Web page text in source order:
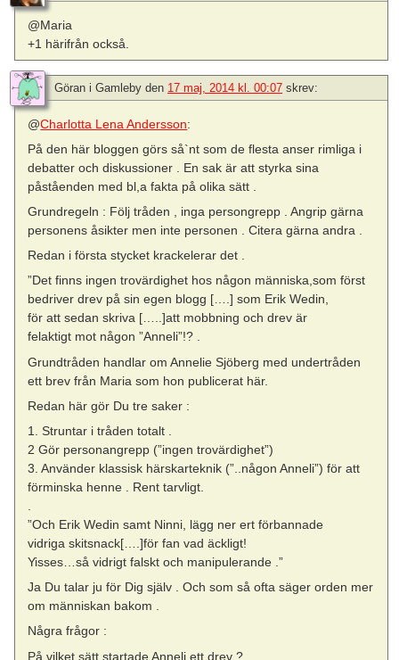
@Maria
+1 härifrån också.
Göran i Gamleby den 17 maj, 2014 kl. 00:07 skrev:
@Charlotta Lena Andersson:
På den här bloggen görs så`nt som de flesta anser rimliga i
debatter och diskussioner . En sak är att styrka sina
påståenden med bl,a fakta på olika sätt .
Grundregeln : Följ tråden , inga persongrepp . Angrip gärna
personens åsikter men inte personen . Citera gärna andra .
Redan i första stycket krackelerar det .
”Det finns ingen trovärdighet hos någon människa,som först
bedriver drev på sin egen blogg [….] som Erik Wedin,
för att sedan skriva […..]att mobbning och drev är
felaktigt mot någon ”Anneli”!? .
Grundtråden handlar om Annelie Sjöberg med undertråden
ett brev från Maria som hon publicerat här.
Redan här gör Du tre saker :
1. Struntar i tråden totalt .
2 Gör personangrepp (”ingen trovärdighet”)
3. Använder klassisk härskarteknik (”..någon Anneli”) för att
förminska henne . Rent tarvligt.
”Och Erik Wedin samt Ninni, lägg ner ert förbannade
vidriga skitsnack[….]för fan vad äckligt!
Yisses…så vidrigt falskt och manipulerande .”
Ja Du talar ju för Dig själv . Och som så ofta säger orden mer
om människan bakom .
Några frågor :
På vilket sätt startade Anneli ett drev ?